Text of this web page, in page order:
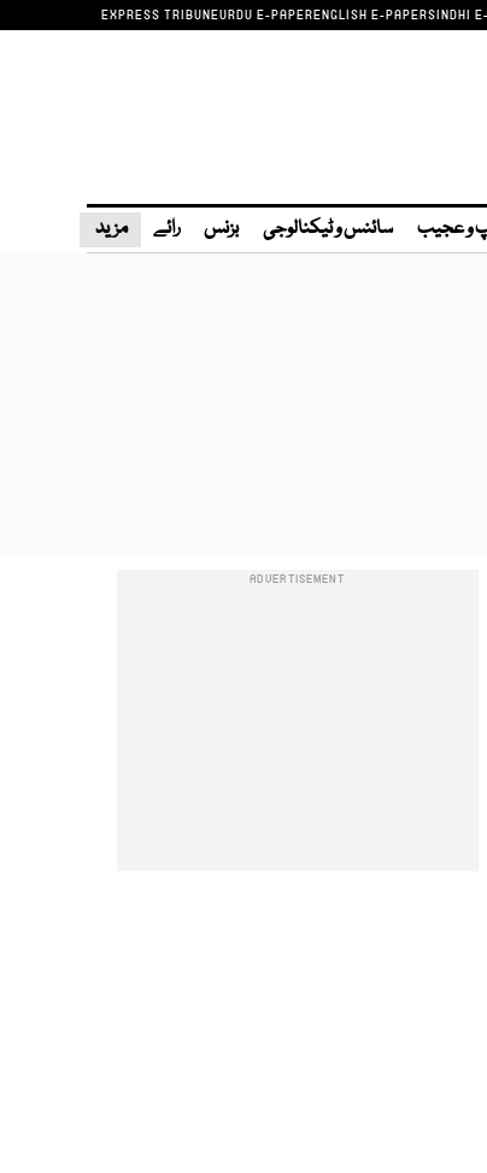
EXPRESS TRIBUNEURDU E-PAPERENGLISH E-PAPERSINDHI
و عجیب سائنس و ٹیکنالوجی بزنس رائے مزید